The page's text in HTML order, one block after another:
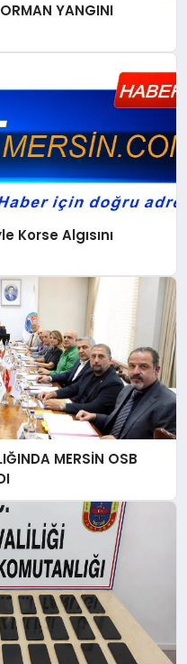
YANGINI
Korse Algısını
MERSİN OSB